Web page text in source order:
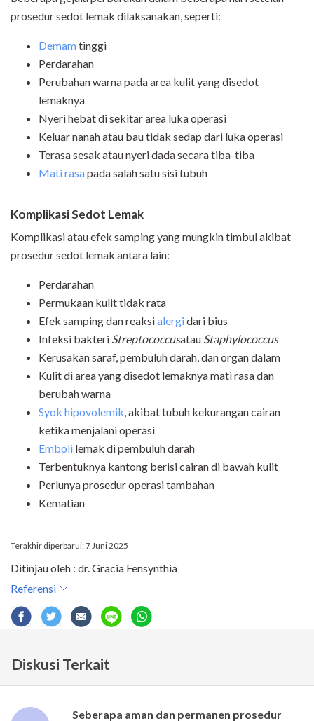
prosedur sedot lemak dilaksanakan, seperti:
Demamtinggi
Perdarahan
Perubahan warna pada area kulit yang disedot
lemaknya
Nyeri hebat di sekitar area luka operasi
Keluar nanah atau bau tidak sedap dari luka operasi
Terasa sesak atau nyeri dada secara tiba-tiba
Mati rasapada salah satu sisi tubuh
Komplikasi Sedot Lemak
Komplikasi atau efek samping yang mungkin timbul akibat
prosedur sedot lemak antara lain:
Perdarahan
Permukaan kulit tidak rata
Efek samping dan reaksialergidari bius
Infeksi bakteri Streptococcusatau Staphylococcus
Kerusakan saraf, pembuluh darah, dan organ dalam
Kulit di area yang disedot lemaknya mati rasa dan
berubah warna
Syok hipovolemik, akibat tubuh kekurangan cairan
ketika menjalani operasi
Emboli lemak di pembuluh darah
Terbentuknya kantong berisi cairan di bawah kulit
Perlunya prosedur operasi tambahan
Kematian
Terakhir diperbarui: 7 Juni 2025